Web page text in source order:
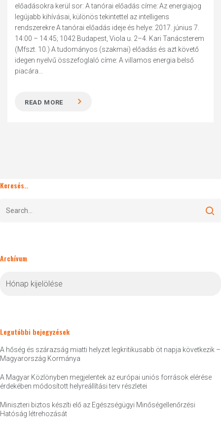
előadásokra kerül sor: A tanórai előadás címe: Az energiajog
legújabb kihívásai, különös tekintettel az intelligens
rendszerekre A tanórai előadás ideje és helye: 2017. június 7.
14:00 – 14:45; 1042 Budapest, Viola u. 2–4. Kari Tanácsterem
(Mfszt. 10.) A tudományos (szakmai) előadás és azt követő
idegen nyelvű összefoglaló címe: A villamos energia belső
piacára...
READ MORE
Keresés..
Archívum
Legutóbbi bejegyzések
A hőség és szárazság miatti helyzet legkritikusabb öt napja következik –
Magyarország Kormánya
A Magyar Közlönyben megjelentek az európai uniós források elérése
érdekében módosított helyreállítási terv részletei
Miniszteri biztos készíti elő az Egészségügyi Minőségellenőrzési
Hatóság létrehozását